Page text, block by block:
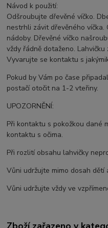
Návod k použití:
Odšroubujte dřevěné víčko.
nestrhli závit dřevěného
nádoby. Dřevěné víčko
vždy řádně dotaženo.
Vyvarujte se kontaktu s
Pokud by Vám po čase
postačí otočit na 1-2 vteřiny.
UPOZORNĚNÍ:
Při kontaktu s pokožkou dané
kontaktu s očima.
Při rozlití obsahu lahvičky
Vůni udržujte mimo dosah dětí
Vůni udržujte vždy ve